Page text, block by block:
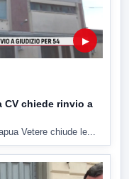
▶
CV chiede rinvio a
Vetere chiude le...